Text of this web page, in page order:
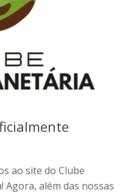
ao site do Clube
Agora, além das nossas